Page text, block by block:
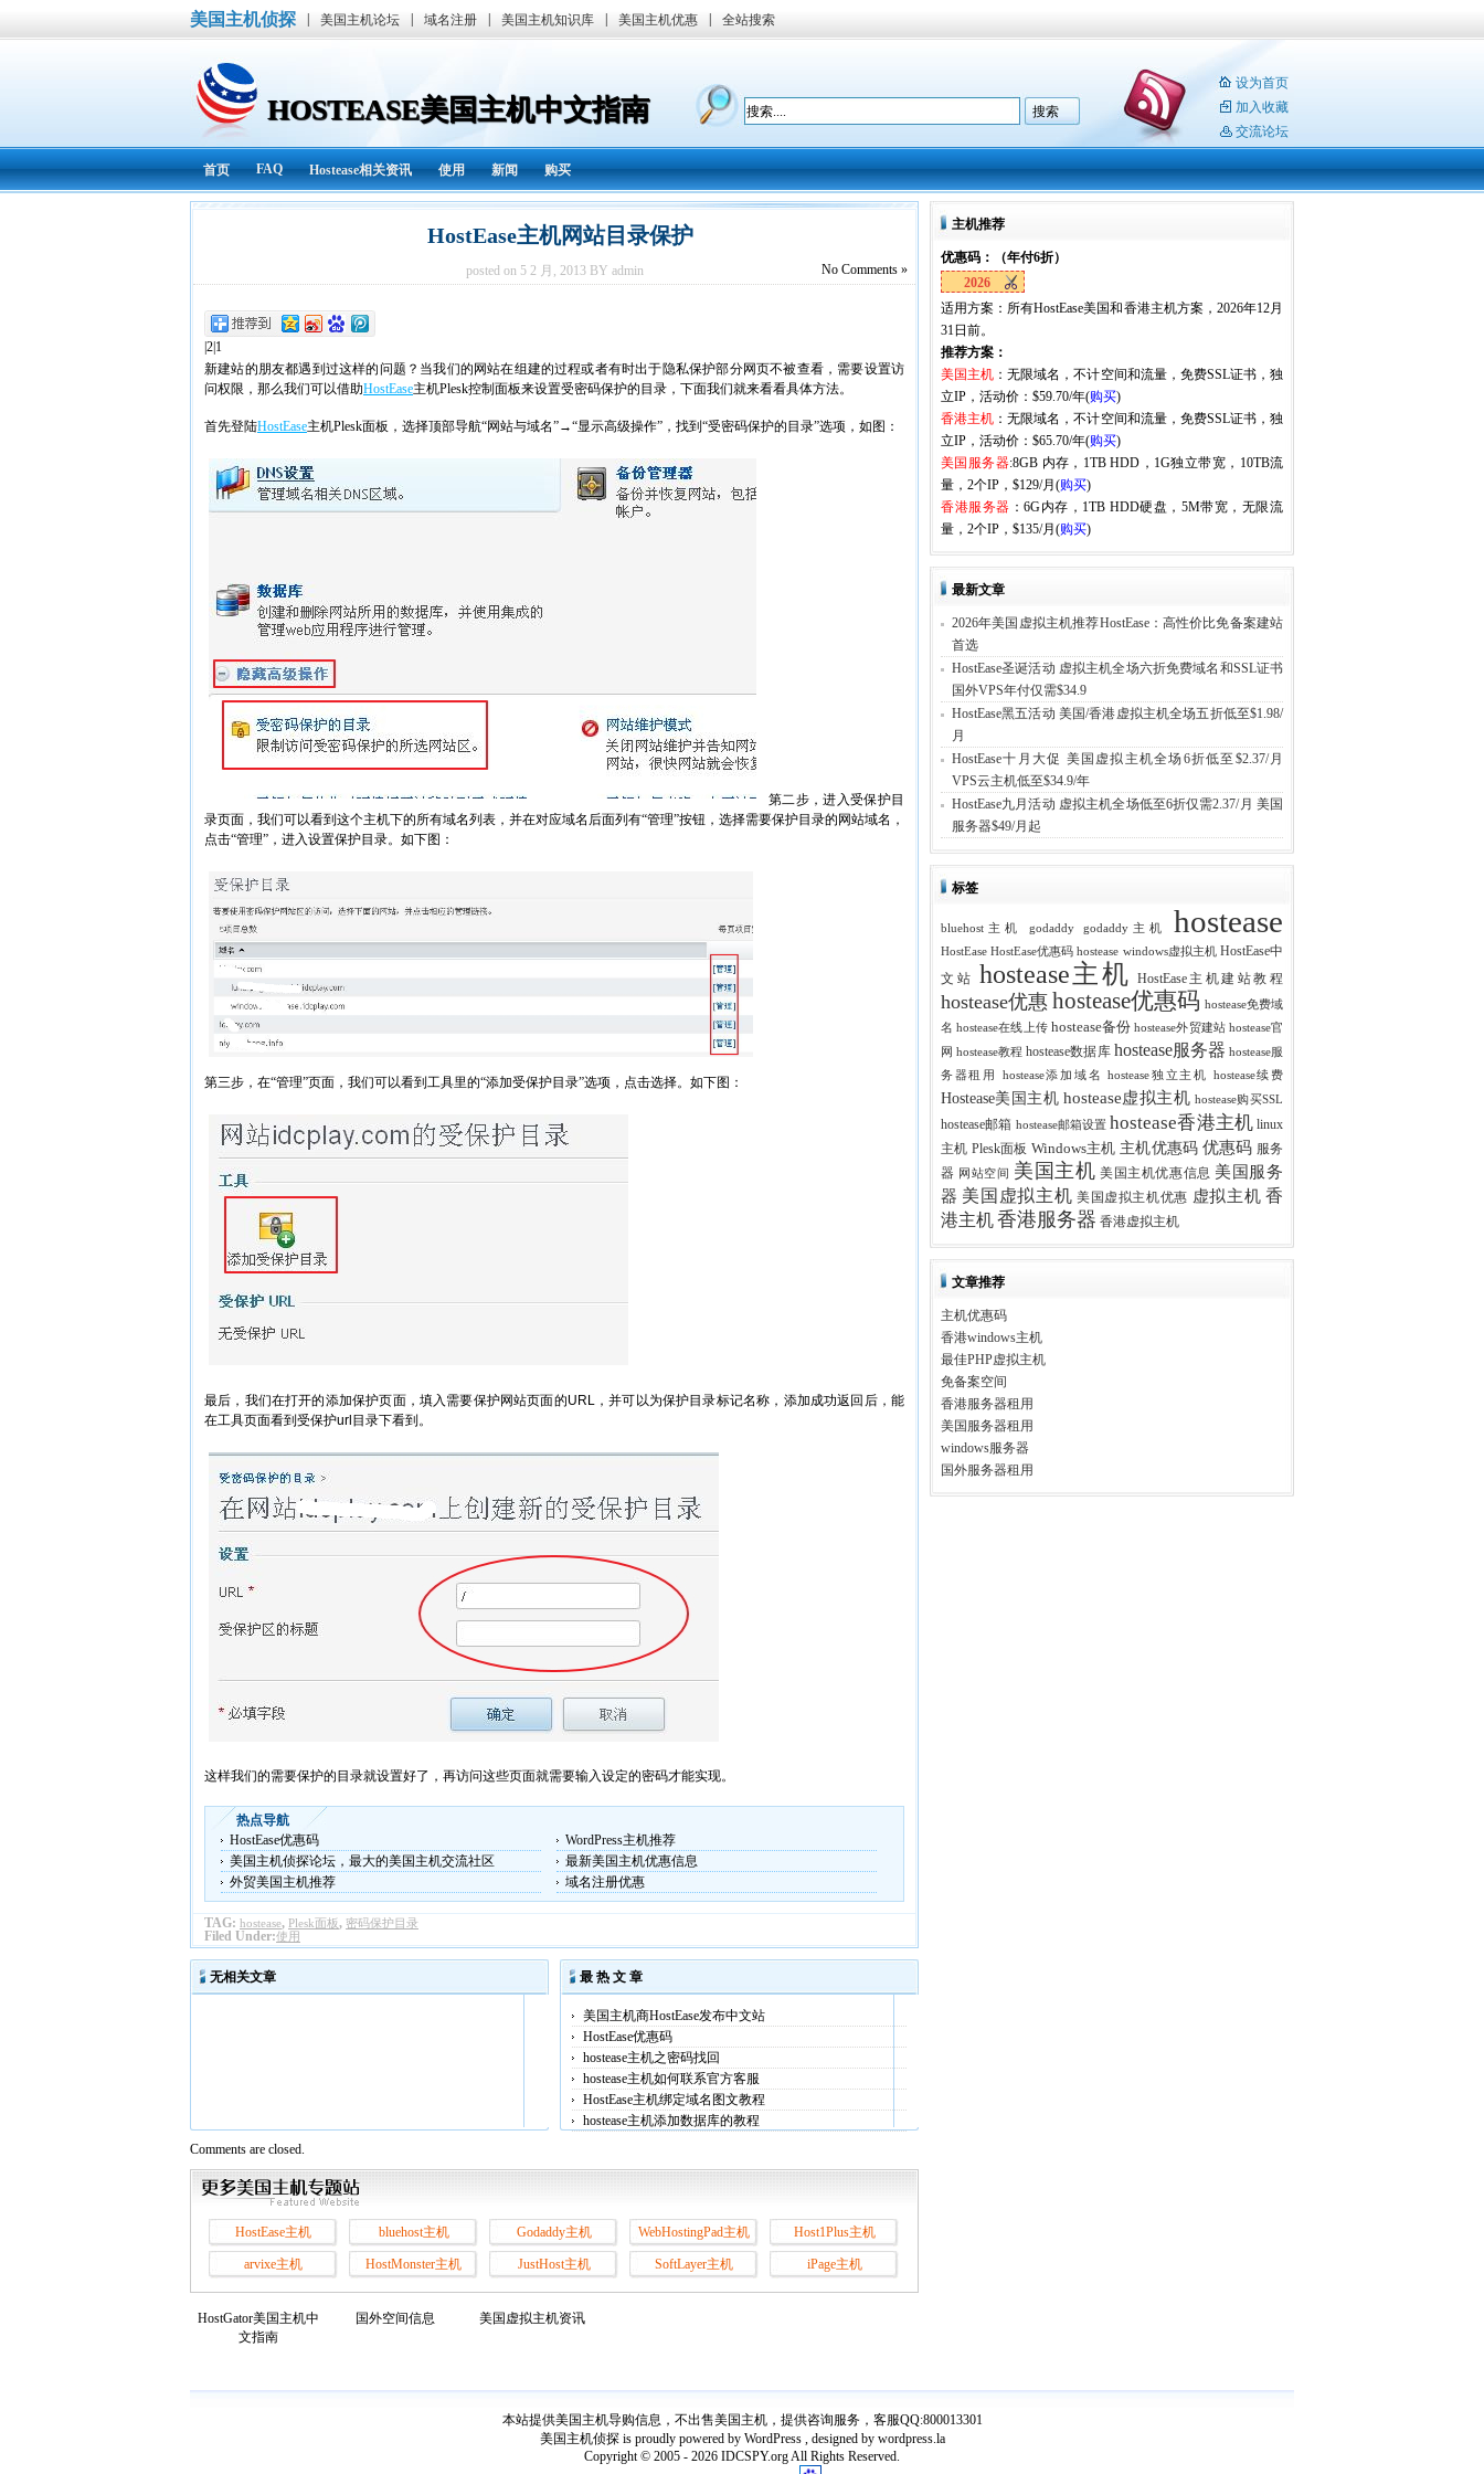
美国主机侦探 美国主机论坛 域名注册 美国主机知识库 美国主机优惠 全站搜索
HOSTEASE美国主机中文指南
设为首页
加入收藏
交流论坛
首页 FAQ Hostease相关资讯 使用 新闻 购买
HostEase主机网站目录保护
posted on 5 2 月, 2013 BY admin No Comments »
|2|1
新建站的朋友都遇到过这样的问题？当我们的网站在组建的过程或者有时出于隐私保护部分网页不被查看，需要设置访
问权限，那么我们可以借助HostEase主机Plesk控制面板来设置受密码保护的目录，下面我们就来看看具体方法。
首先登陆HostEase主机Plesk面板，选择顶部导航“网站与域名”→“显示高级操作”，找到“受密码保护的目录”选项，如图：
第二步，进入受保护目
录页面，我们可以看到这个主机下的所有域名列表，并在对应域名后面列有“管理”按钮，选择需要保护目录的网站域名，
点击“管理”，进入设置保护目录。如下图：
第三步，在“管理”页面，我们可以看到工具里的“添加受保护目录”选项，点击选择。如下图：
最后，我们在打开的添加保护页面，填入需要保护网站页面的URL，并可以为保护目录标记名称，添加成功返回后，能
在工具页面看到受保护url 目录下看到。
这样我们的需要保护的目录就设置好了，再访问这些页面就需要输入设定的密码才能实现。
热点导航
HostEase优惠码
WordPress主机推荐
美国主机侦探论坛，最大的美国主机交流社区
最新美国主机优惠信息
外贸美国主机推荐
域名注册优惠
TAG: hostease, Plesk面板, 密码保护目录
Filed Under:使用
无相关文章 最 热 文 章
美国主机商HostEase发布中文站
HostEase优惠码
hostease主机之密码找回
hostease主机如何联系官方客服
HostEase主机绑定域名图文教程
hostease主机添加数据库的教程
Comments are closed.
HostEase主机 bluehost主机 Godaddy主机 WebHostingPad主机 Host1Plus主机
arvixe主机 HostMonster主机 JustHost主机 SoftLayer主机 iPage主机
主机推荐
优惠码：（年付6折）
2026
适用方案：所有HostEase美国和香港主机方案，2026年12月
31日前。
推荐方案：
美国主机 ：无限域名，不计空间和流量，免费SSL证书，独
立IP，活动价：$59.70/年(购买)
香港主机 ：无限域名，不计空间和流量，免费SSL证书，独
立IP，活动价：$65.70/年(购买)
美国服务器:8GB 内存，1TB HDD，1G独立带宽，10TB流
量，2个IP，$129/月(购买)
香港服务器 ：6G内存，1TB HDD硬盘，5M带宽，无限流
量，2个IP，$135/月(购买)
最新文章
2026年美国虚拟主机推荐HostEase：高性价比免备案建站
首选
HostEase圣诞活动 虚拟主机全场六折免费域名和SSL证书
国外VPS年付仅需$34.9
HostEase黑五活动 美国/香港虚拟主机全场五折低至$1.98/
月
HostEase十月大促 美国虚拟主机全场6折低至$2.37/月
VPS云主机低至$34.9/年
HostEase九月活动 虚拟主机全场低至6折仅需2.37/月 美国
服务器$49/月起
标签
bluehost主机 godaddy godaddy主机 hostease
HostEase HostEase优惠码 hostease windows虚拟主机 HostEase中
文站 hostease主机 HostEase主机建站教程
hostease优惠 hostease优惠码 hostease免费域
名 hostease在线上传 hostease备份 hostease外贸建站 hostease官
网 hostease教程 hostease数据库 hostease服务器 hostease服
务器租用
hostease添加域名 hostease独立主机 hostease续费
Hostease美国主机 hostease虚拟主机 hostease购买SSL
hostease邮箱 hostease邮箱设置 hostease香港主机 linux
主机 Plesk面板 Windows主机 主机优惠码 优惠码 服务
器 网站空间 美国主机 美国主机优惠信息 美国服务
器 美国虚拟主机 美国虚拟主机优惠 虚拟主机 香
港主机香港服务器 香港虚拟主机
文章推荐
主机优惠码
香港windows主机
最佳PHP虚拟主机
免备案空间
香港服务器租用
美国服务器租用
windows服务器
国外服务器租用
HostGator美国主机中
文指南
国外空间信息 美国虚拟主机资讯
本站提供美国主机导购信息，不出售美国主机，提供咨询服务，客服QQ:800013301
美国主机侦探 is proudly powered by WordPress , designed by wordpress.la
Copyright © 2005 - 2026 IDCSPY.org All Rights Reserved.